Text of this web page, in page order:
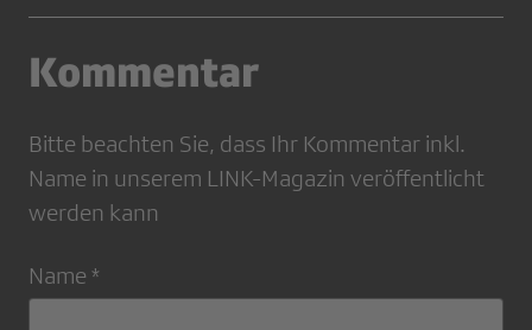
Kommentar
Bitte beachten Sie, dass Ihr Kommentar inkl.
Name in unserem LINK-Magazin veröffentlicht
werden kann
Name *